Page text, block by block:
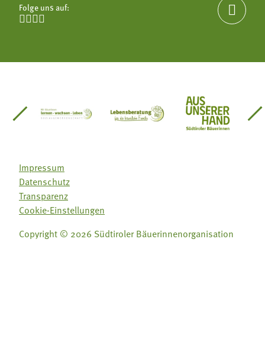
Folge uns auf:


Südtirol
Gärtnervereinigung
Sozialgenossenschaft Mit Bäuerinnen lernen -
Lebensberatung für dieAus unserer
Impressum
Datenschutz
Transparenz
Cookie-Einstellungen
Copyright © 2026 Südtiroler Bäuerinnenorganisation